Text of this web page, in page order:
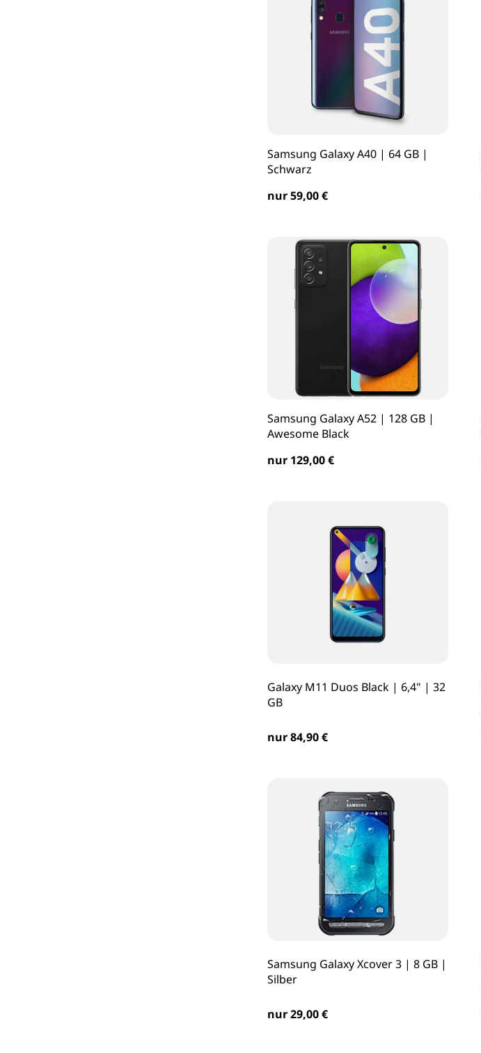
Samsung Galaxy A40 | 64 GB |
Schwarz
nur 59,00 €
Samsung Galaxy A52 | 128 GB |
Awesome Black
nur 129,00 €
Galaxy M11 Duos Black | 6,4" | 32
GB
nur 84,90 €
Samsung Galaxy Xcover 3 | 8 GB |
Silber
nur 29,00 €